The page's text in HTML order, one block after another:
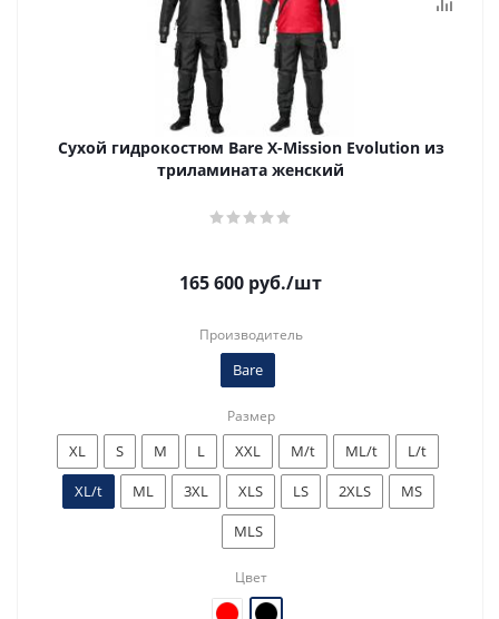
Сухой гидрокостюм Bare X-Mission Evolution из
триламината женский
165 600 руб./шт
Производитель
Bare
Размер
XL S M L XXL M/t ML/t
L/t
XL/t
ML 3XL XLS LS 2XLS
MS
MLS
Цвет